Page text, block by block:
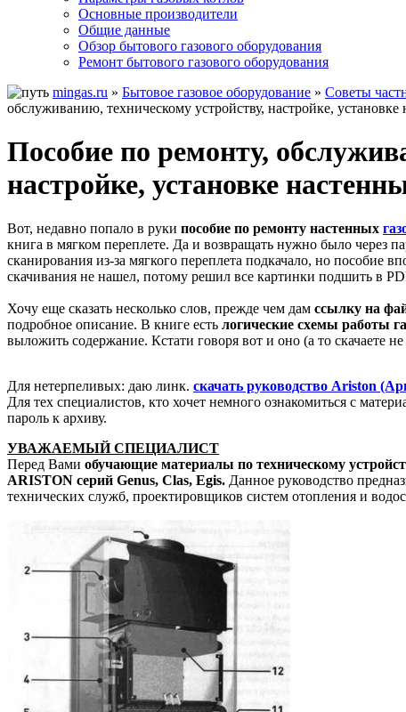
Основные производители
Общие данные
Обзор бытового газового оборудования
Ремонт бытового газового оборудования
mingas.ru » Бытовое газовое оборудование » Советы
обслуживанию, техническому устройству, настройке,
Пособие по ремонту,
настройке, установке
Вот, недавно попало в руки пособие по ремонту настенных
книга в мягком переплете. Да и возвращать нужно было через
сканирования из-за мягкого переплета подкачало, но пособие
скачивания не нашел, потому решил все картинки подшить в
Хочу еще сказать несколько слов, прежде чем дам ссылку на
подробное описание. В книге есть логические схемы работы
выложить содержание. Кстати говоря вот и оно (а то скачаете
Для нетерпеливых: даю линк. скачать руководство Ariston
Для тех специалистов, кто хочет немного ознакомиться с
пароль к архиву.
УВАЖАЕМЫЙ СПЕЦИАЛИСТ
Перед Вами обучающие материалы по техническому
ARISTON серий Genus, Clas, Egis. Данное руководство
технических служб, проектировщиков систем отопления и